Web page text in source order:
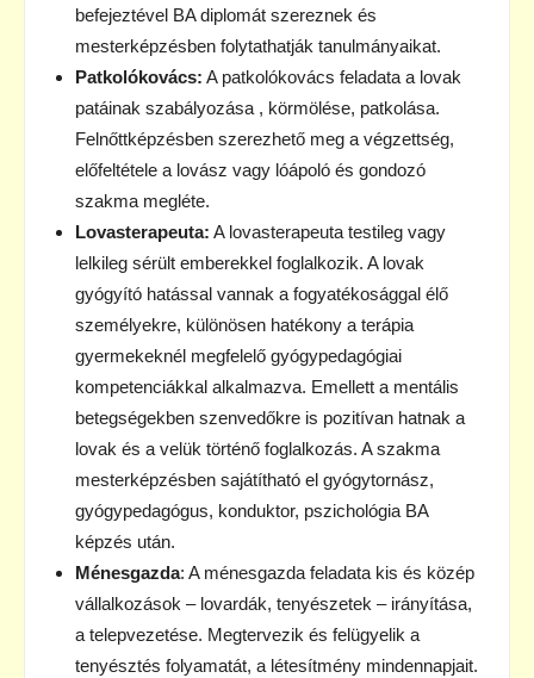
befejeztével BA diplomát szereznek és
mesterképzésben folytathatják tanulmányaikat.
Patkolókovács: A patkolókovács feladata a lovak
patáinak szabályozása , körmölése, patkolása.
Felnőttképzésben szerezhető meg a végzettség,
előfeltétele a lovász vagy lóápoló és gondozó
szakma megléte.
Lovasterapeuta: A lovasterapeuta testileg vagy
lelkileg sérült emberekkel foglalkozik. A lovak
gyógyító hatással vannak a fogyatékosággal élő
személyekre, különösen hatékony a terápia
gyermekeknél megfelelő gyógypedagógiai
kompetenciákkal alkalmazva. Emellett a mentális
betegségekben szenvedőkre is pozitívan hatnak a
lovak és a velük történő foglalkozás. A szakma
mesterképzésben sajátítható el gyógytornász,
gyógypedagógus, konduktor, pszichológia BA
képzés után.
Ménesgazda: A ménesgazda feladata kis és közép
vállalkozások – lovardák, tenyészetek – irányítása,
a telepvezetése. Megtervezik és felügyelik a
tenyésztés folyamatát, a létesítmény mindennapjait.